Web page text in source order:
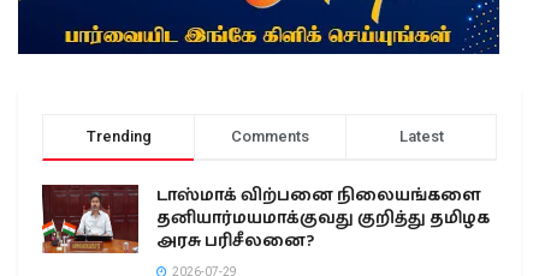
Trending Comments Latest
டாஸ்மாக் விற்பனை நிலையங்களை
தனியார்மயமாக்குவது குறித்து தமிழக
அரசு பரிசீலனை?
2026-07-29